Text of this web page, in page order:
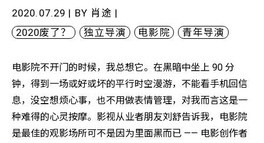
2020.07.29 | BY 肖途 |
2020废了？
独立导演 电影院 青年导演
电影院不开门的时候，我总想它。在黑暗中坐上 90 分
钟，得到一场或好或坏的平行时空漫游，不能看手机回信
息，没空想烦心事，也不用做表情管理，对我而言这是一
种难得的心灵按摩。影视从业者朋友刘舒告诉我，电影院
是最佳的观影场所可不是因为里面黑而已 —— 电影创作者